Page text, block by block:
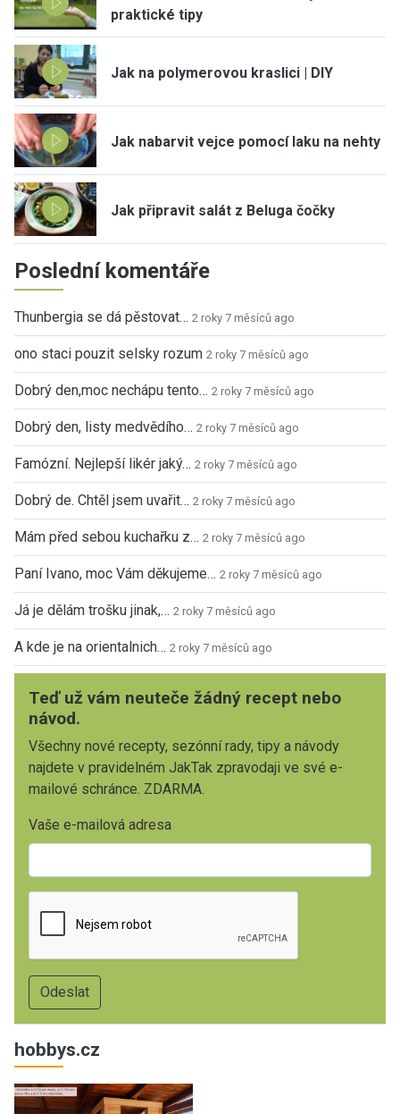
praktické tipy
Jak na polymerovou kraslici | DIY
Jak nabarvit vejce pomocí laku na nehty
Jak připravit salát z Beluga čočky
Poslední komentáře
Thunbergia se dá pěstovat… 2 roky 7 měsíců ago
ono staci pouzit selsky rozum 2 roky 7 měsíců ago
Dobrý den,moc nechápu tento… 2 roky 7 měsíců ago
Dobrý den, listy medvědího… 2 roky 7 měsíců ago
Famózní. Nejlepší likér jaký… 2 roky 7 měsíců ago
Dobrý de. Chtěl jsem uvařit… 2 roky 7 měsíců ago
Mám před sebou kuchařku z… 2 roky 7 měsíců ago
Paní Ivano, moc Vám děkujeme… 2 roky 7 měsíců ago
Já je dělám trošku jinak,… 2 roky 7 měsíců ago
A kde je na orientalnich… 2 roky 7 měsíců ago
Teď už vám neuteče žádný recept nebo
návod.
Všechny nové recepty, sezónní rady, tipy a návody
najdete v pravidelném JakTak zpravodaji ve své e-
mailové schránce. ZDARMA.
Vaše e-mailová adresa
hobbys.cz